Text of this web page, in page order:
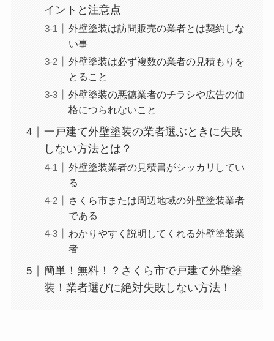
イントと注意点
外壁塗装は訪問販売の業者とは契約しな
い事
外壁塗装は必ず複数の業者の見積もりを
とること
外壁塗装の悪徳業者のチラシや広告の価
格につられないこと
一戸建て外壁塗装の業者選ぶときに失敗
しない方法とは？
外壁塗装業者の見積書がシッカリしてい
る
さくら市または周辺地域の外壁塗装業者
である
わかりやすく説明してくれる外壁塗装業
者
簡単！無料！？さくら市で戸建て外壁塗
装！業者選びに絶対失敗しない方法！